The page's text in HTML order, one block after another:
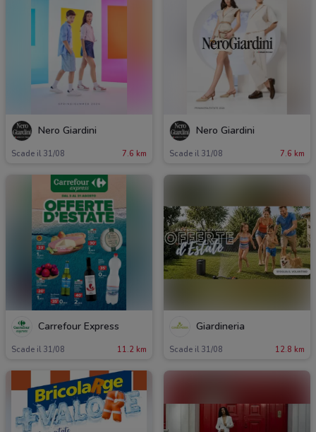
Nero Giardini
Scade il 31/08 7.6 km
Nero Giardini
Scade il 31/08 7.6 km
Carrefour Express
Scade il 31/08 11.2 km
Giardineria
Scade il 31/08 12.8 km